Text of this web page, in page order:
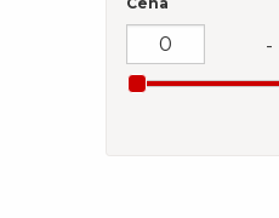
-